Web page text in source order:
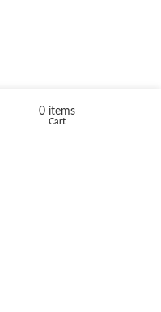
0 items
Cart